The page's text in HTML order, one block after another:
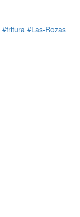
#fritura #Las-Rozas